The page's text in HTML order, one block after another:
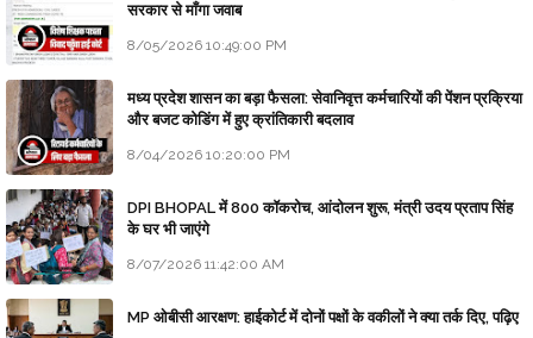
सरकार से माँगा जवाब
8/05/2026 10:49:00 PM
मध्य प्रदेश शासन का बड़ा फैसला: सेवानिवृत्त कर्मचारियों की पेंशन प्रक्रिया
और बजट कोडिंग में हुए क्रांतिकारी बदलाव
8/04/2026 10:20:00 PM
DPI BHOPAL में 800 कॉकरोच, आंदोलन शुरू, मंत्री उदय प्रताप सिंह
के घर भी जाएंगे
8/07/2026 11:42:00 AM
MP ओबीसी आरक्षण: हाईकोर्ट में दोनों पक्षों के वकीलों ने क्या तर्क दिए, पढ़िए